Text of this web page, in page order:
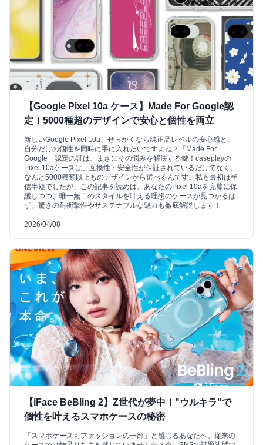
【Google Pixel 10a ケース】Made For Google認
定！5000種超のデザインで安心と個性を両立
新しいGoogle Pixel 10a、せっかくなら純正品レベルの安心感と、
自分だけの個性を同時に手に入れたいですよね？「Made For
Google」認定の証は、まさにその悩みを解決する鍵！caseplayの
Pixel 10aケースは、互換性・安全性が保証されているだけでなく、
なんと5000種類以上ものデザインから選べるんです。私も最初は半
信半疑でしたが、この記事を読めば、あなたのPixel 10aを完璧に保
護しつつ、唯一無二のスタイルを叶える理想のケースが見つかるは
ず。驚きの耐衝撃性やサステナブルな魅力も徹底解説します！
2026/04/08
【iFace BeBling 2】Z世代が夢中！"ウルキラ"で
個性を叶えるスマホケースの秘密
「スマホケースもファッションの一部」と感じるあなたへ。従来の